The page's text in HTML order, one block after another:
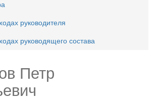
руководителя
руководящего состава
Петр